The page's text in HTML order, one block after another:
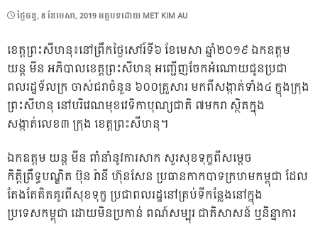
POSTED
ថ្ងៃ​ចន្ទ, 8 ខែ​មេសា, 2019អត្ថបទដោយ MET KIM AU
ខេត្តព្រះសីហនុ៖នៅព្រឹកថ្ងៃសៅរ៍ទី៦ ខែមេសា ឆ្នាំ២០១៩ ឯកឧត្ដម
យន្ត មីន អភិបាលខេត្តព្រះសីហនុ អញ្ជើញចែកអំណោយជូនប្រជា
ពលរដ្ឋទ័លក្រ ចាស់ជរាចំនួន ៦០០គ្រួសារ មកពីសង្កាត់ទាំង៤ ក្នុងក្រុង
ព្រះសីហនុ នៅបរិវេណមុខវេទិកាបុណ្យជាតិ ៧មករា ស្ថិតក្នុង
សង្កាត់លេខ៣ ក្រុង ខេត្តព្រះសីហនុ។
ឯកឧត្តម យន្ត មីន ពាំនាំនូវការសាក សួរសុខទុក្ខពីសម្តេច
កិត្តិព្រឹទ្ធបណ្ឌិត ប៊ុន រ៉ានី ហ៊ុនសែន ប្រធានកាកបាទក្រហមកម្ពុជា ដែល
តែងតែគិតគូរពីសុខទុក្ខ ប្រជាពលរដ្ឋនៅគ្រប់ទីកន្លែងនៅក្នុង
ប្រទេសកម្ពុជា ដោយមិនប្រកាន់ ពណ៍សម្បុរ ជាតិសាសន៍ ឬនិន្នាការ